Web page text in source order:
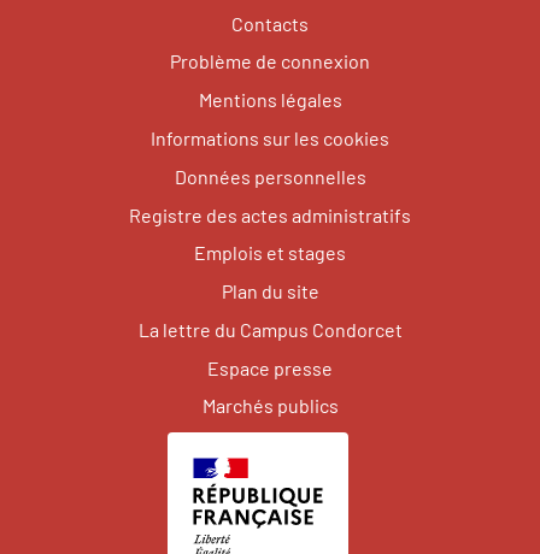
Contacts
Problème de connexion
Mentions légales
Informations sur les cookies
Données personnelles
Registre des actes administratifs
Emplois et stages
Plan du site
La lettre du Campus Condorcet
Espace presse
Marchés publics